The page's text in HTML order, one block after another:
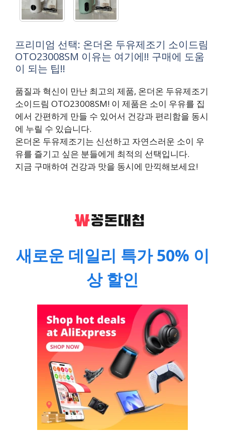
프리미엄 선택: 온더온 두유제조기 소이드림
OTO23008SM 이유는 여기에!! 구매에 도움
이 되는 팁!!
품질과 혁신이 만난 최고의 제품, 온더온 두유제조기
소이드림 OTO23008SM! 이 제품은 소이 우유를 집
에서 간편하게 만들 수 있어서 건강과 편리함을 동시
에 누릴 수 있습니다.
온더온 두유제조기는 신선하고 자연스러운 소이 우
유를 즐기고 싶은 분들에게 최적의 선택입니다.
지금 구매하여 건강과 맛을 동시에 만끽해보세요!
새로운 데일리 특가 50% 이
상 할인